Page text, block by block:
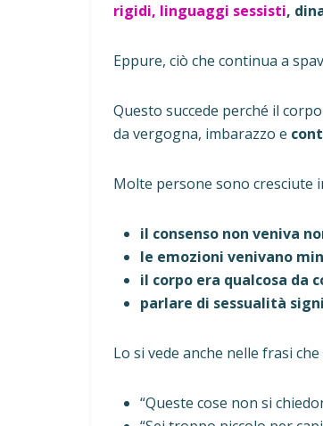
rigidi, linguaggi sessisti,
Eppure, ciò che continua a
Questo succede perché il
da vergogna, imbarazzo e
Molte persone sono cresciute
il consenso non veniva
le emozioni venivano
il corpo era qualcosa da
parlare di sessualità
Lo si vede anche nelle frasi
“Queste cose non si